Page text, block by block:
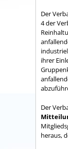
Der
4 der
ihrer
Der
heraus,